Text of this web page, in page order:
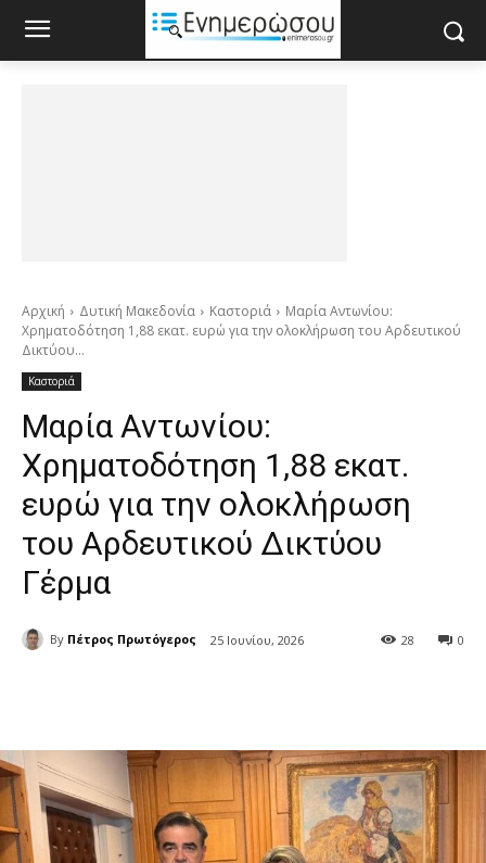
Αρχική Δυτική Μακεδονία Καστοριά
Μαρία Αντωνίου:
Χρηματοδότηση 1,88 εκατ. ευρώ για την ολοκλήρωση του Αρδευτικού
Δικτύου...
Καστοριά
Μαρία Αντωνίου:
Χρηματοδότηση 1,88 εκατ.
ευρώ για την ολοκλήρωση
του Αρδευτικού Δικτύου
Γέρμα
By Πέτρος Πρωτόγερος 25 Ιουνίου, 2026 0
28